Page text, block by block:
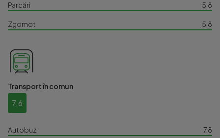
Parcări 5.8
Zgomot 5.8
Transport în comun
7.6
Autobuz 7.8